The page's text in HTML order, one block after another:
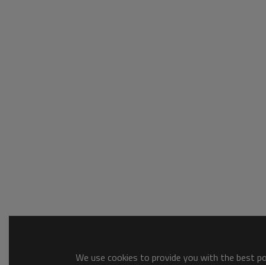
We use cookies to provide you with the best